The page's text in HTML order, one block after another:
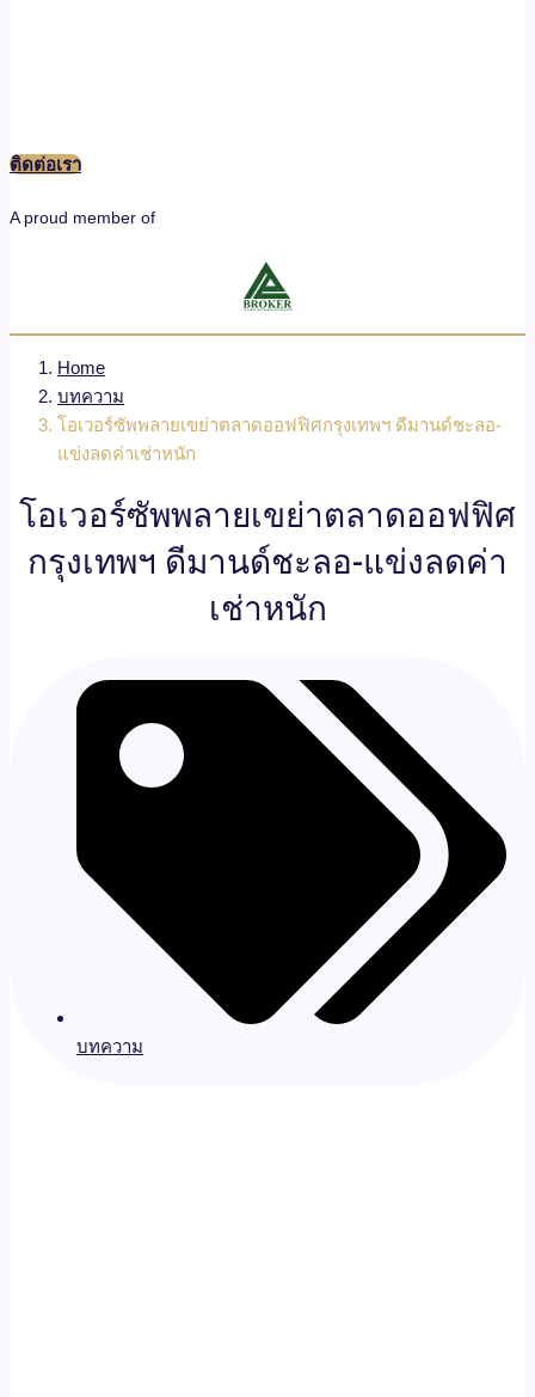
ติดต่อเรา
A proud member of
Home
บทความ
โอเวอร์ซัพพลายเขย่าตลาดออฟฟิศกรุงเทพฯ ดีมานด์ชะลอ-
แข่งลดค่าเช่าหนัก
โอเวอร์ซัพพลายเขย่าตลาดออฟฟิศ
กรุงเทพฯ ดีมานด์ชะลอ-แข่งลดค่า
เช่าหนัก
บทความ